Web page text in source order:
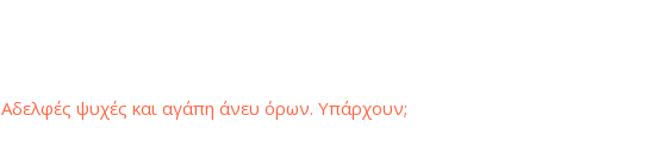
Αδελφές ψυχές και αγάπη άνευ όρων. Υπάρχουν;